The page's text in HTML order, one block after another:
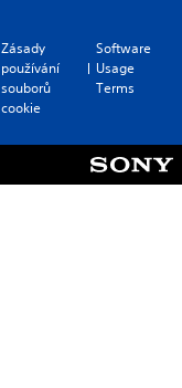
Zásady
používání
souborů
cookie
Software
Usage
Terms